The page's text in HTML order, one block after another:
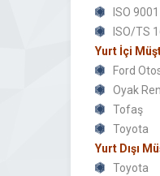
ISO 9001
ISO/TS
Yurt İçi
Ford
Oyak
Tofaş
Toyota
Yurt Dışı
Toyota